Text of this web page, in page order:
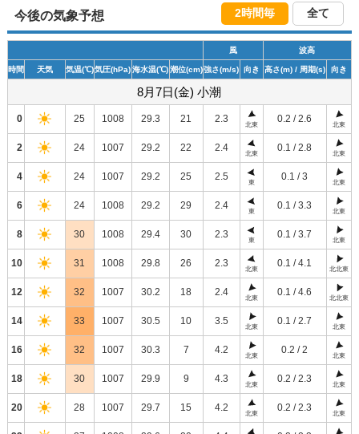
今後の気象予想 2時間毎 全て
風 波高
時間 天気 気温(℃)気圧(hPa) 海水温(℃)潮位(cm)強さ(m/s) 向き 高さ(m)/ 周期(s) 向き
8月7日(金) 小潮
0 25 1008 29.3 21 2.3
北東
0.2 / 2.6
北東
2 24 1007 29.2 22 2.4
北東
0.1 / 2.8
北東
4 24 1007 29.2 25 2.5
東
0.1 / 3
北東
6 24 1008 29.2 29 2.4
東
0.1 / 3.3
北東
8 30 1008 29.4 30 2.3
東
0.1 / 3.7
北東
10 31 1008 29.8 26 2.3
北東
0.1 / 4.1
北北東
12 32 1007 30.2 18 2.4
北東
0.1 / 4.6
北北東
14 33 1007 30.5 10 3.5
北東
0.1 / 2.7
北東
16 32 1007 30.3 7 4.2
北東
0.2 / 2
北東
18 30 1007 29.9 9 4.3
北東
0.2 / 2.3
北東
20 28 1007 29.7 15 4.2
北東
0.2 / 2.3
北東